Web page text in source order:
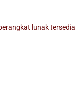
lunak tersedia